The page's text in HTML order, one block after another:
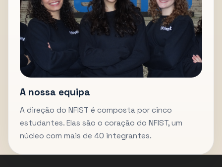
A nossa equipa
A direção do NFIST é composta por cinco
estudantes. Elas são o coração do NFIST, um
núcleo com mais de 40 integrantes.